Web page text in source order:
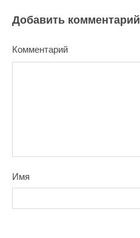
Добавить комментарий
Комментарий
Имя